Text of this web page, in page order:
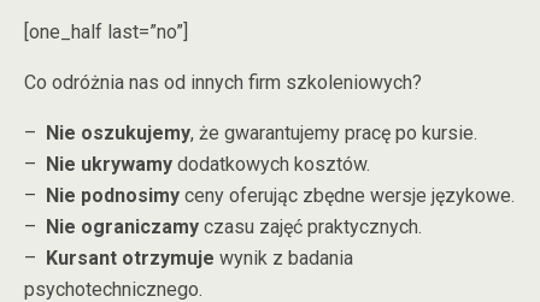
[one_half last=”no”]
Co odróżnia nas od innych firm szkoleniowych?
– Nie oszukujemy, że gwarantujemy pracę po kursie.
– Nie ukrywamy dodatkowych kosztów.
– Nie podnosimy ceny oferując zbędne wersje językowe.
– Nie ograniczamy czasu zajęć praktycznych.
– Kursant otrzymuje wynik z badania
psychotechnicznego.